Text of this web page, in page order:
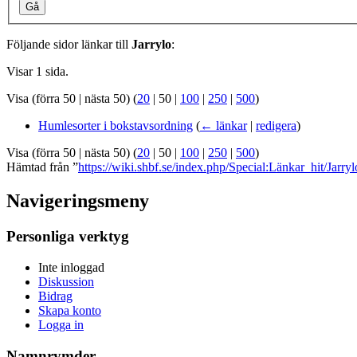
Gå
Följande sidor länkar till Jarrylo:
Visar 1 sida.
Visa (förra 50 | nästa 50) (20 | 50 | 100 | 250 | 500)
Humlesorter i bokstavsordning (← länkar| redigera)
Visa (förra 50 | nästa 50) (20 | 50 | 100 | 250 | 500)
Hämtad från ”https://wiki.shbf.se/index.php/Special:Länkar_hit/
Navigeringsmeny
Personliga verktyg
Inte inloggad
Diskussion
Bidrag
Skapa konto
Logga in